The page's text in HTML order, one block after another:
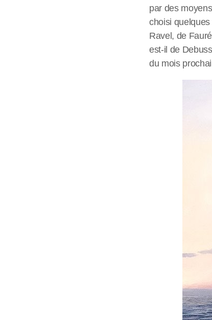
par des
choisi
Ravel, de
est-il de
du mois